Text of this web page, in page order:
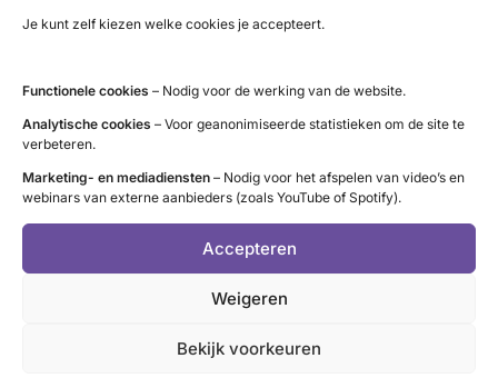
Je kunt zelf kiezen welke cookies je accepteert.
Functionele cookies – Nodig voor de werking van de website.
Analytische cookies – Voor geanonimiseerde statistieken om de site te
verbeteren.
Marketing- en mediadiensten – Nodig voor het afspelen van video’s en
webinars van externe aanbieders (zoals YouTube of Spotify).
Accepteren
Weigeren
Bekijk voorkeuren
de medische informatie wordt nauw samengewerkt met
Kanker.nl.
Schildklierkanker
Op dit moment zijn er zeven patiëntgroepen actief
aangesloten. Schildklierkanker is er één van. Voor deze
groepen is een aparte pagina op het platform beschikbaar.
Schildklierkanker van SONontwikkeld.